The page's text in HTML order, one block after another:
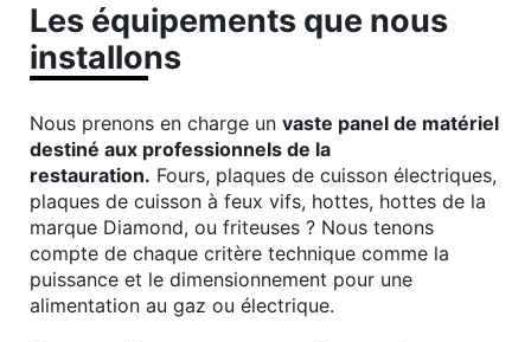
Les équipements que nous
installons
Nous prenons en charge un vaste panel de matériel
destiné aux professionnels de la
restauration. Fours, plaques de cuisson électriques,
plaques de cuisson à feux vifs, hottes, hottes de la
marque Diamond, ou friteuses ? Nous tenons
compte de chaque critère technique comme la
puissance et le dimensionnement pour une
alimentation au gaz ou électrique.